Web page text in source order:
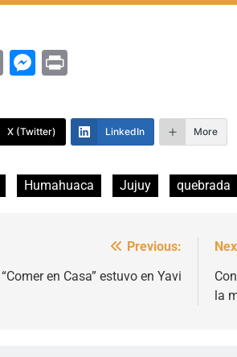
CopyMessenger
X (Twitter) LinkedIn More
Humahuaca Jujuy quebrada
Previous:
en Casa” estuvo en Yavi
la